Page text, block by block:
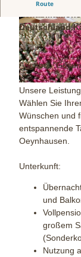
© Maternus Klinik |
m
a
t
e
r
n
u
s
-
2
Route
Deutschland.
Angebot
Unsere
Wählen Sie
Wünschen und
entspannende
Oeynhausen.
Unterkunft:
und
großem
Nutzung